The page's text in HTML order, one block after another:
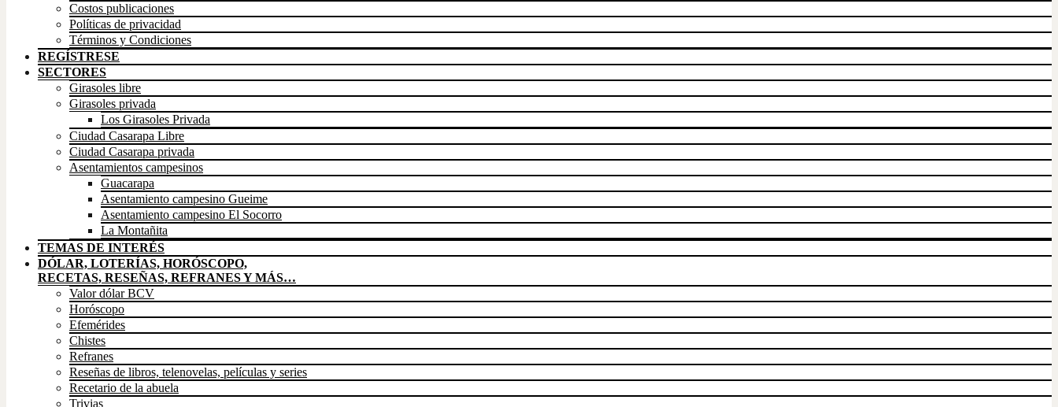
Costos publicaciones
Políticas de privacidad
Términos y Condiciones
REGÍSTRESE
SECTORES
Girasoles libre
Girasoles privada
Los Girasoles Privada
Ciudad Casarapa Libre
Ciudad Casarapa privada
Asentamientos campesinos
Guacarapa
Asentamiento campesino Gueime
Asentamiento campesino El Socorro
La Montañita
TEMAS DE INTERÉS
DÓLAR, LOTERÍAS, HORÓSCOPO,
RECETAS, RESEÑAS, REFRANES Y MÁS…
Valor dólar BCV
Horóscopo
Efemérides
Chistes
Refranes
Reseñas de libros, telenovelas, películas y series
Recetario de la abuela
Trivias